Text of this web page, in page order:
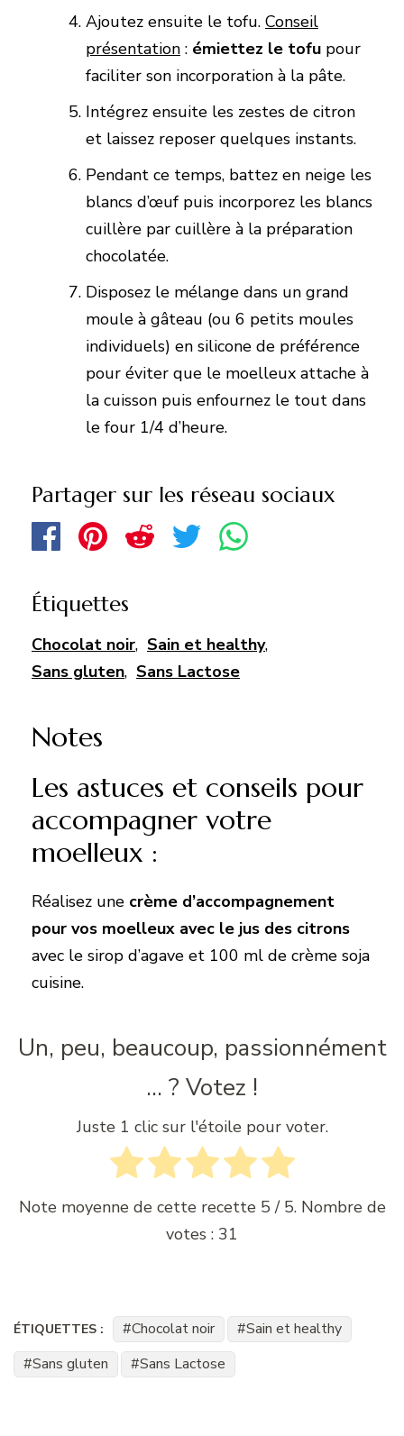
Ajoutez ensuite le tofu. Conseil
présentation : émiettez le tofu pour
faciliter son incorporation à la pâte.
Intégrez ensuite les zestes de citron
et laissez reposer quelques instants.
Pendant ce temps, battez en neige les
blancs d’œuf puis incorporez les blancs
cuillère par cuillère à la préparation
chocolatée.
Disposez le mélange dans un grand
moule à gâteau (ou 6 petits moules
individuels) en silicone de préférence
pour éviter que le moelleux attache à
la cuisson puis enfournez le tout dans
le four 1/4 d’heure.
Partager sur les réseau sociaux
Étiquettes
Chocolat noir, Sain et healthy,
Sans gluten, Sans Lactose
Notes
Les astuces et conseils pour
accompagner votre
moelleux :
Réalisez une crème d’accompagnement
pour vos moelleux avec le jus des citrons
avec le sirop d’agave et 100 ml de crème soja
cuisine.
Un, peu, beaucoup, passionnément
... ? Votez !
Juste 1 clic sur l'étoile pour voter.
Note moyenne de cette recette 5 / 5. Nombre de
votes : 31
ÉTIQUETTES : Chocolat noir
Sain et healthy
Sans gluten
Sans Lactose